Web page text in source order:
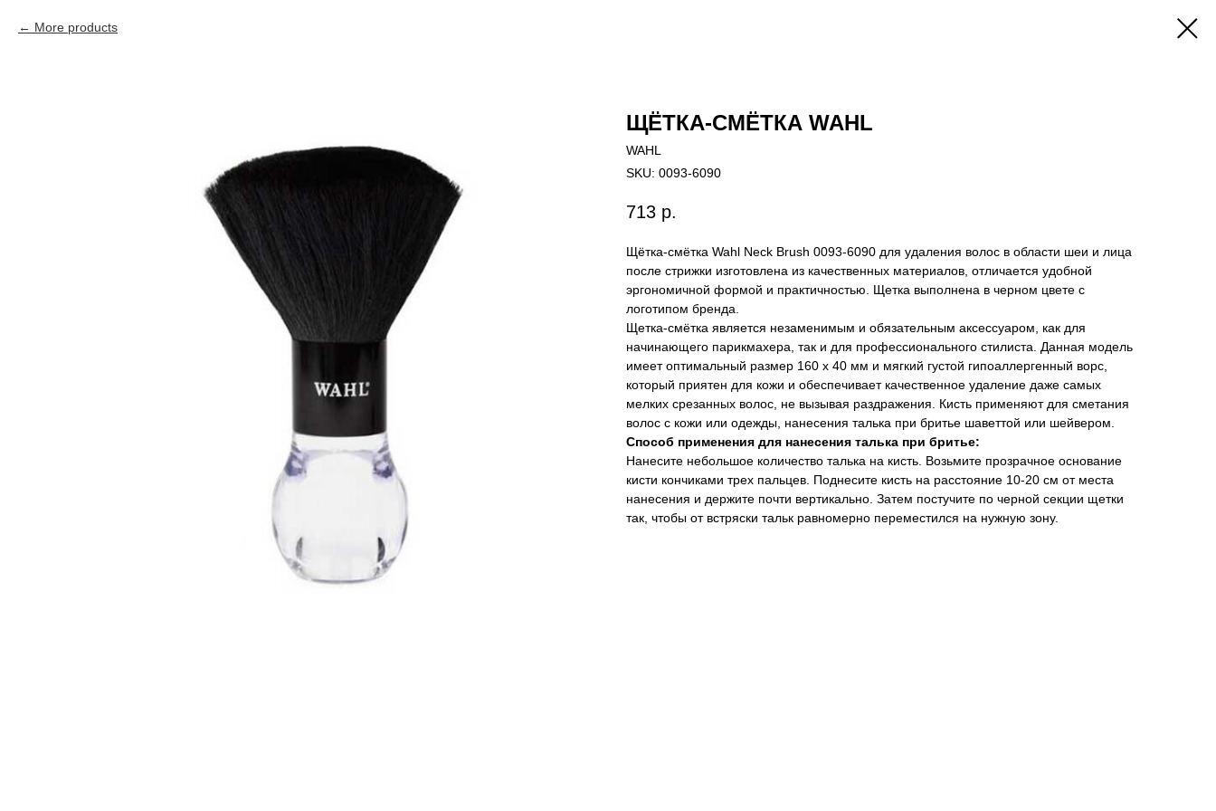
More products
ЩЁТКА-СМЁТКА WAHL
WAHL
SKU: 0093-6090
713 р.
Щётка-смётка Wahl Neck Brush 0093-6090 для удаления волос в области шеи и лица
после стрижки изготовлена из качественных материалов, отличается удобной
эргономичной формой и практичностью. Щетка выполнена в черном цвете с
логотипом бренда.
Щетка-смётка является незаменимым и обязательным аксессуаром, как для
начинающего парикмахера, так и для профессионального стилиста. Данная модель
имеет оптимальный размер 160 x 40 мм и мягкий густой гипоаллергенный ворс,
который приятен для кожи и обеспечивает качественное удаление даже самых
мелких срезанных волос, не вызывая раздражения. Кисть применяют для сметания
волос с кожи или одежды, нанесения талька при бритье шаветтой или шейвером.
Способ применения для нанесения талька при бритье:
Нанесите небольшое количество талька на кисть. Возьмите прозрачное основание
кисти кончиками трех пальцев. Поднесите кисть на расстояние 10-20 см от места
нанесения и держите почти вертикально. Затем постучите по черной секции щетки
так, чтобы от встряски тальк равномерно переместился на нужную зону.